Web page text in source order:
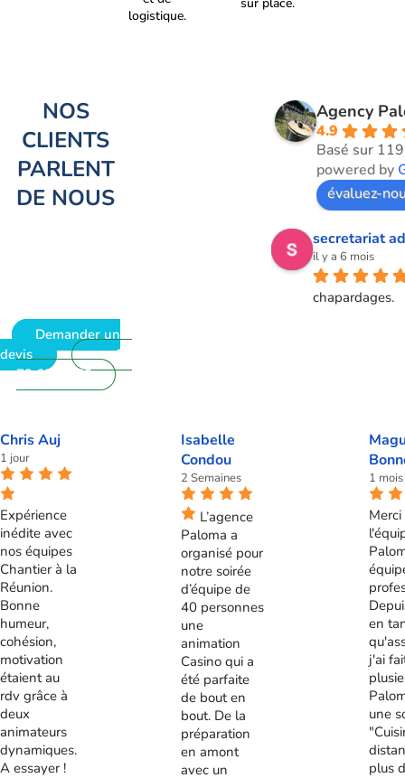
logistique.
NOS
CLIENTS
PARLENT
DE NOUS
Demander un
devis
09
72 62 28 60
Agency
4.9
Basé sur
powered by
évaluez-
secretariat
il y a 6 mois
chapardages.
Chris Auj
1 jour
Expérience
inédite avec
nos équipes
Chantier à la
Réunion.
Bonne
humeur,
cohésion,
motivation
étaient au
rdv grâce à
deux
animateurs
dynamiques.
A essayer !
Isabelle
Condou
2 Semaines
L’agence
Paloma a
organisé pour
notre soirée
d’équipe de
40 personnes
une
animation
Casino qui a
été parfaite
de bout en
bout. De la
préparation
en amont
avec un
1 mois
en
j'ai
une
plus